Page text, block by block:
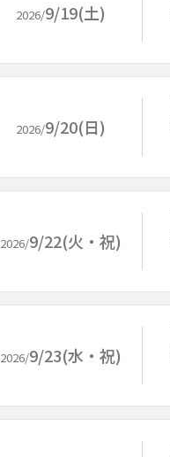
2026/9/19(土)
2026/9/20(日)
2026/9/22(火・祝)
2026/9/23(水・祝)